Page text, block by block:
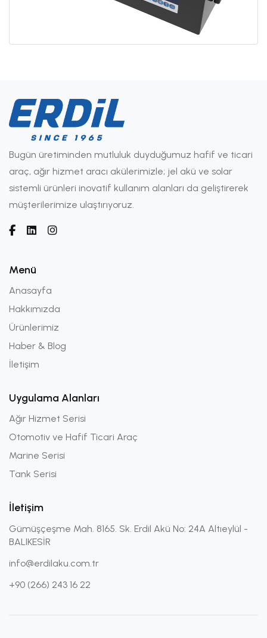
Bugün üretiminden mutluluk duyduğumuz hafif ve ticari
araç, ağır hizmet aracı akülerimizle; jel akü ve solar
sistemli ürünleri inovatif kullanım alanları da geliştirerek
müşterilerimize ulaştırıyoruz.
Menü
Anasayfa
Hakkımızda
Ürünlerimiz
Haber & Blog
İletişim
Uygulama Alanları
Ağır Hizmet Serisi
Otomotiv ve Hafif Ticari Araç
Marine Serisi
Tank Serisi
İletişim
Gümüşçeşme Mah. 8165. Sk. Erdil Akü No: 24A Altıeylül -
BALIKESİR
info@erdilaku.com.tr
+90 (266) 243 16 22